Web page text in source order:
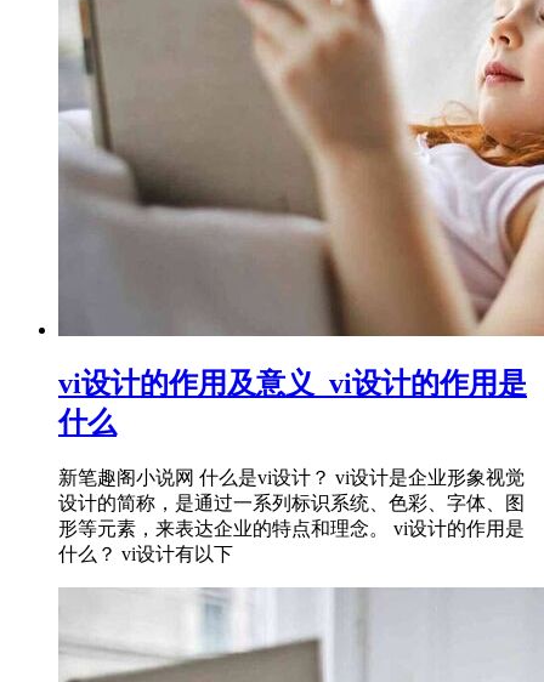
vi设计的作用及意义_vi设计的作用是
什么
新笔趣阁小说网 什么是vi设计？ vi设计是企业形象视觉
设计的简称，是通过一系列标识系统、色彩、字体、图
形等元素，来表达企业的特点和理念。 vi设计的作用是
什么？ vi设计有以下